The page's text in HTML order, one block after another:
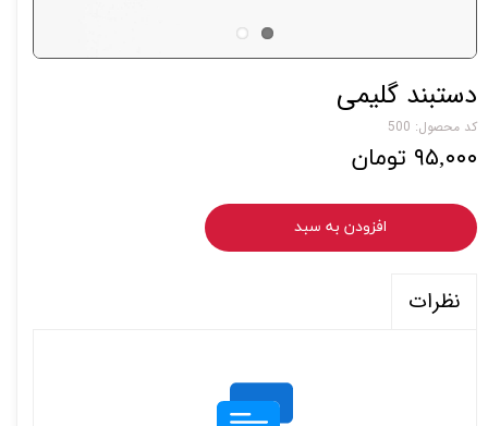
دستبند گلیمی
کد محصول: 500
۹۵,۰۰۰ تومان
افزودن به سبد
نظرات